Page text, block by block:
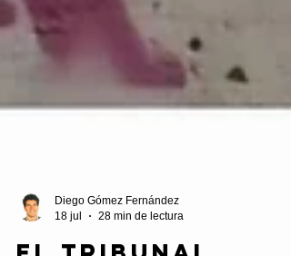
18 jul
28 min de lectura